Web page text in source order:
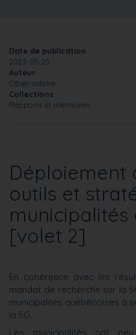
Date de publication
2023-05-25
Auteur
Observatoire
Collections
Rapports et mémoires
Déploiement
outils et
municipalités
[volet 2]
En cohérence avec les
mandat de recherche sur la
municipalités québécoises à
la 5G.
Les municipalités ont